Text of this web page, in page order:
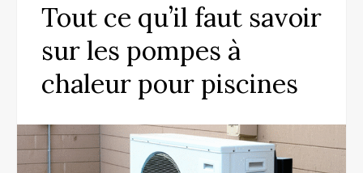
Tout ce qu’il faut savoir
sur les pompes à
chaleur pour piscines